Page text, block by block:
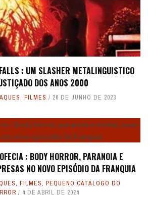
: UM SLASHER METALINGUISTICO
DOS ANOS 2000
, FILMES 26 DE JUNHO DE 2023
: BODY HORROR, PARANOIA E
NO NOVO EPISÓDIO DA FRANQUIA
, FILMES, PEQUENO CATÁLOGO DO
4 DE ABRIL DE 2024